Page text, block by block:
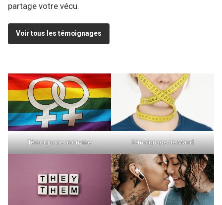
partage votre vécu.
Voir tous les témoignages
Témoignage anonyme Témoignage de Maud